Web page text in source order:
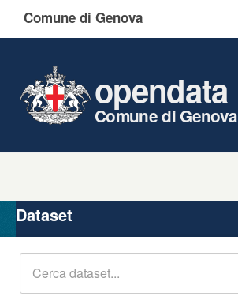
Comune di Genova
opendata
Comune di Genova
Organizzazioni
Gruppi
Dataset